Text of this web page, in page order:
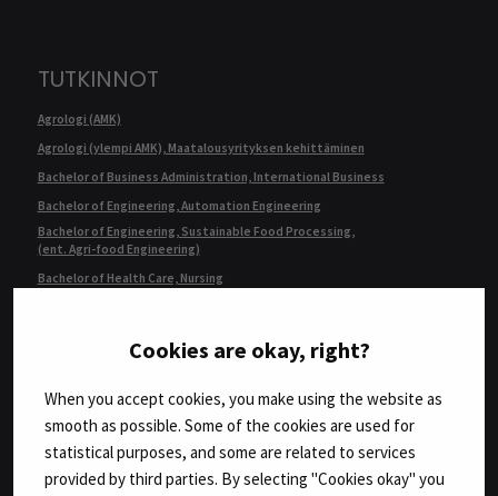
Cookies are okay, right?
When you accept cookies, you make using the website as
smooth as possible. Some of the cookies are used for
statistical purposes, and some are related to services
provided by third parties. By selecting "Cookies okay" you
TUTKINNOT
Agrologi (AMK)
Agrologi (ylempi AMK), Maatalousyrityksen kehittäminen
Bachelor of Business Administration, International Business
Bachelor of Engineering, Automation Engineering
Bachelor of Engineering, Sustainable Food Processing,
(ent. Agri-food Engineering)
Bachelor of Health Care, Nursing
Insinööri (AMK), Automaatiotekniikka
Insinööri (AMK), Bio- ja elintarviketekniikka
Insinööri (AMK), Konetekniikka,